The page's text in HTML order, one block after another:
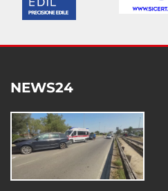
NEWS24